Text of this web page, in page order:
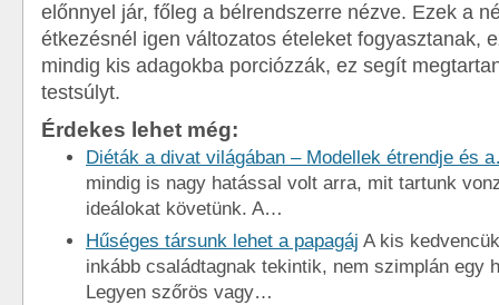
előnnyel jár, főleg a bélrendszerre nézve. Ezek a
étkezésnél igen változatos ételeket fogyasztanak,
mindig kis adagokba porciózzák, ez segít
testsúlyt.
Érdekes lehet még:
Diéták a divat világában – Modellek étrendje és
mindig is nagy hatással volt arra, mit tartunk
ideálokat követünk. A…
Hűséges társunk lehet a papagáj A kis
inkább családtagnak tekintik, nem szimplán egy
Legyen szőrös vagy…